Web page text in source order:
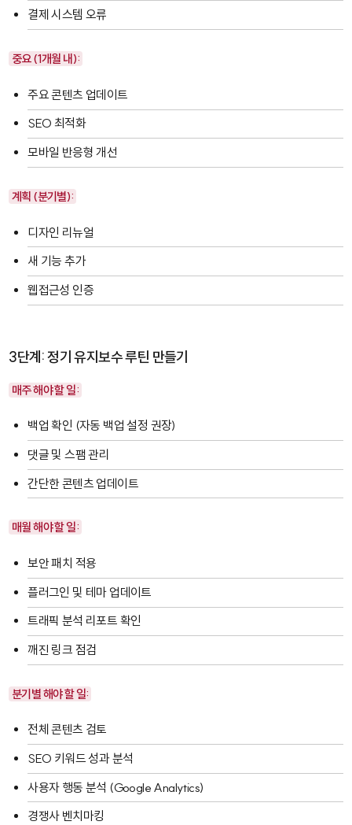
결제 시스템 오류
중요 (1개월 내):
주요 콘텐츠 업데이트
SEO 최적화
모바일 반응형 개선
계획 (분기별):
디자인 리뉴얼
새 기능 추가
웹접근성 인증
3단계: 정기 유지보수 루틴 만들기
매주 해야 할 일:
백업 확인 (자동 백업 설정 권장)
댓글 및 스팸 관리
간단한 콘텐츠 업데이트
매월 해야 할 일:
보안 패치 적용
플러그인 및 테마 업데이트
트래픽 분석 리포트 확인
깨진 링크 점검
분기별 해야 할 일:
전체 콘텐츠 검토
SEO 키워드 성과 분석
사용자 행동 분석 (Google Analytics)
경쟁사 벤치마킹